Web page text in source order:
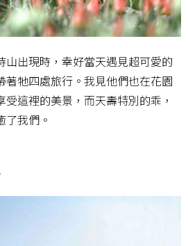
山出現時，幸好當天遇見超可愛的
著牠四處旅行。我見他們也在花園
這裡的美景，而天壽特別的乖，
了我們。